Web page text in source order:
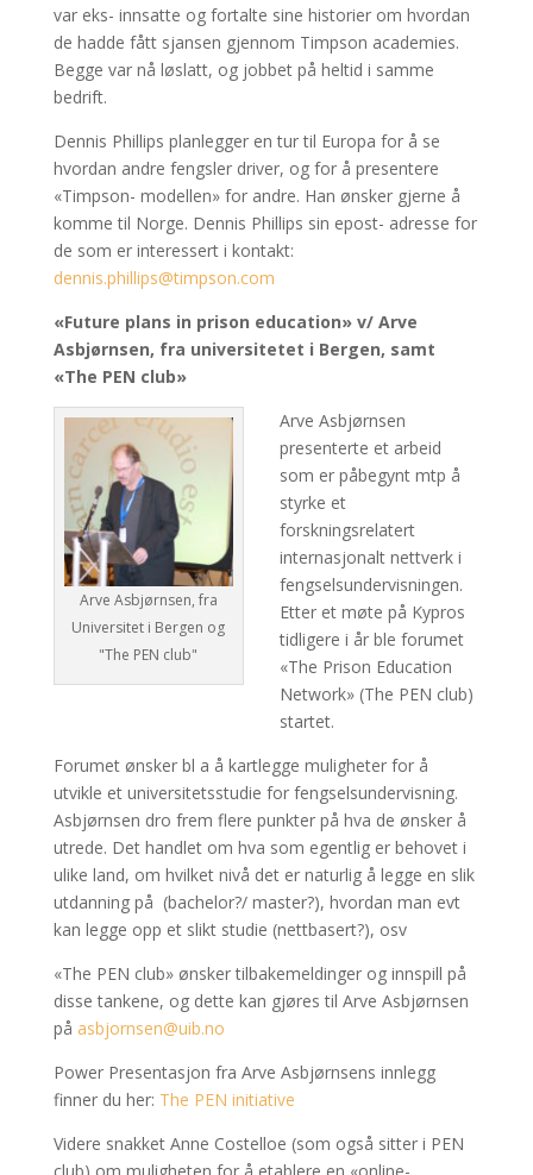
var eks- innsatte og fortalte sine historier om hvordan
de hadde fått sjansen gjennom Timpson academies.
Begge var nå løslatt, og jobbet på heltid i samme
bedrift.
Dennis Phillips planlegger en tur til Europa for å se
hvordan andre fengsler driver, og for å presentere
«Timpson- modellen» for andre. Han ønsker gjerne å
komme til Norge. Dennis Phillips sin epost- adresse for
de som er interessert i kontakt:
dennis.phillips@timpson.com
«Future plans in prison education» v/ Arve
Asbjørnsen, fra universitetet i Bergen, samt
«The PEN club»
Arve Asbjørnsen, fra
Universitet i Bergen og
"The PEN club"
Arve Asbjørnsen
presenterte et arbeid
som er påbegynt mtp å
styrke et
forskningsrelatert
internasjonalt nettverk i
fengselsundervisningen.
Etter et møte på Kypros
tidligere i år ble forumet
«The Prison Education
Network» (The PEN club)
startet.
Forumet ønsker bl a å kartlegge muligheter for å
utvikle et universitetsstudie for fengselsundervisning.
Asbjørnsen dro frem flere punkter på hva de ønsker å
utrede. Det handlet om hva som egentlig er behovet i
ulike land, om hvilket nivå det er naturlig å legge en slik
utdanning på (bachelor?/ master?), hvordan man evt
kan legge opp et slikt studie (nettbasert?), osv
«The PEN club» ønsker tilbakemeldinger og innspill på
disse tankene, og dette kan gjøres til Arve Asbjørnsen
på asbjornsen@uib.no
Power Presentasjon fra Arve Asbjørnsens innlegg
finner du her: The PEN initiative
Videre snakket Anne Costelloe (som også sitter i PEN
club) om muligheten for å etablere en «online-